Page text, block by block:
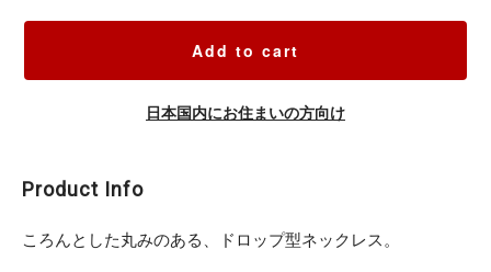
Add to cart
日本国内にお住まいの方向け
Product Info
ころんとした丸みのある、ドロップ型ネックレス。